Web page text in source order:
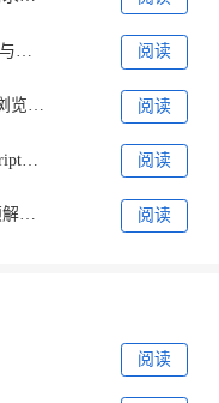
阅读
Mac平台chrome浏览器下载安装及浏览器插件管理教程 阅读
如何通过Chrome浏览器调试JavaScript性能问题 阅读
Chrome浏览器视频播放优化及卡顿解决方案 阅读
阅读